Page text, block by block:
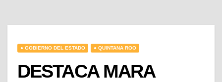
● GOBIERNO DEL ESTADO ● QUINTANA ROO
DESTACA MARA